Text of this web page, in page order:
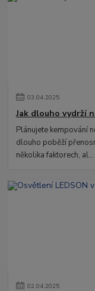
03.04.2025
Jak dlouho vydrží
Plánujete kempování
dlouho poběží
několika faktorech,
02.04.2025